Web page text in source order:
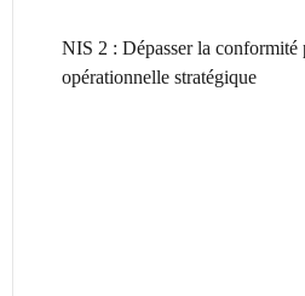
NIS 2 : Dépasser la conformité
opérationnelle stratégique